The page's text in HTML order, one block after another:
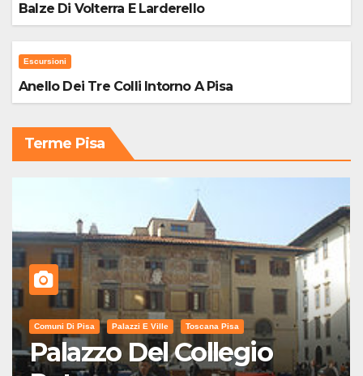
Balze Di Volterra E Larderello
Escursioni
Anello Dei Tre Colli Intorno A Pisa
Terme Pisa
Comuni Di Pisa Palazzi E Ville Toscana Pisa
Palazzo Del Collegio